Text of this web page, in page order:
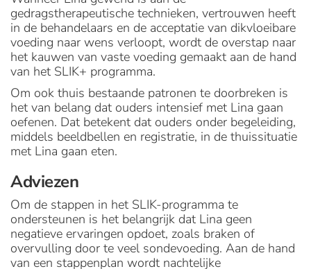
gedragstherapeutische technieken, vertrouwen heeft
in de behandelaars en de acceptatie van dikvloeibare
voeding naar wens verloopt, wordt de overstap naar
het kauwen van vaste voeding gemaakt aan de hand
van het SLIK+ programma.
Om ook thuis bestaande patronen te doorbreken is
het van belang dat ouders intensief met Lina gaan
oefenen. Dat betekent dat ouders onder begeleiding,
middels beeldbellen en registratie, in de thuissituatie
met Lina gaan eten.
Adviezen
Om de stappen in het SLIK-programma te
ondersteunen is het belangrijk dat Lina geen
negatieve ervaringen opdoet, zoals braken of
overvulling door te veel sondevoeding. Aan de hand
van een stappenplan wordt nachtelijke